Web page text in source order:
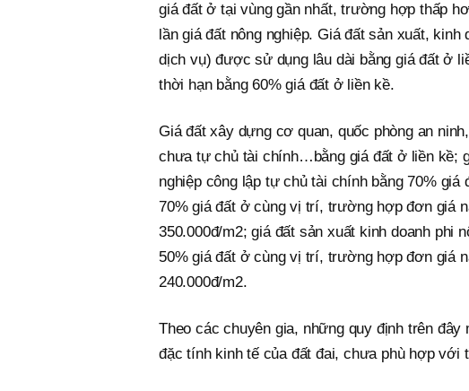
giá đất ở tại vùng gần nhất, trường hợp thấp
lần giá đất nông nghiệp. Giá đất sản xuất,
dịch vụ) được sử dụng lâu dài bằng giá đất ở
thời hạn bằng 60% giá đất ở liền kề.
Giá đất xây dựng cơ quan, quốc phòng an
chưa tự chủ tài chính…bằng giá đất ở liền kề;
nghiệp công lập tự chủ tài chính bằng 70%
70% giá đất ở cùng vị trí, trường hợp đơn giá
350.000đ/m2; giá đất sản xuất kinh doanh phi
50% giá đất ở cùng vị trí, trường hợp đơn giá
240.000đ/m2.
Theo các chuyên gia, những quy định trên
đặc tính kinh tế của đất đai, chưa phù hợp với